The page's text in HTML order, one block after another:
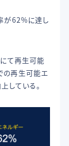
が62%に達し
て再生可能
の再生可能エ
している。